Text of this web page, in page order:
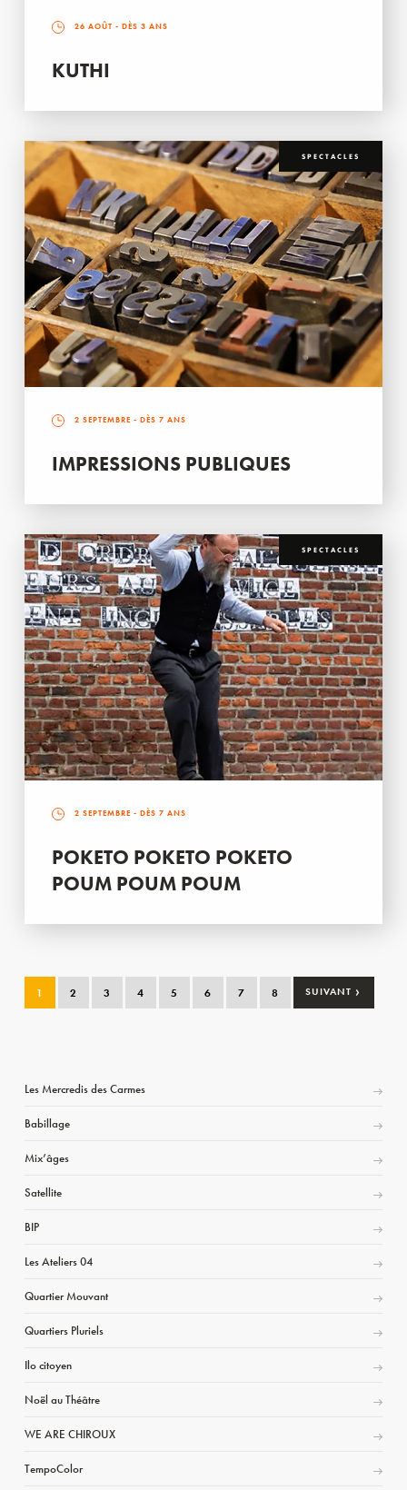
26 AOÛT - DÈS 3 ANS
KUTHI
SPECTACLES
2 SEPTEMBRE - DÈS 7 ANS
IMPRESSIONS PUBLIQUES
SPECTACLES
2 SEPTEMBRE - DÈS 7 ANS
POKETO POKETO POKETO
POUM POUM POUM
1 2 3 4 5 6 7 8 SUIVANT ›
Les Mercredis des Carmes
Babillage
Mix’âges
Satellite
BIP
Les Ateliers 04
Quartier Mouvant
Quartiers Pluriels
Ilo citoyen
Noël au Théâtre
WE ARE CHIROUX
TempoColor